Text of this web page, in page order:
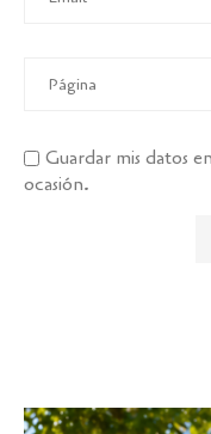
Guardar mis datos
ocasión.